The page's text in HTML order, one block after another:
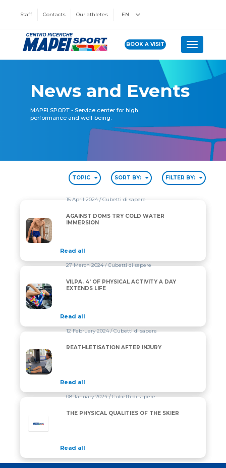
Staff Contacts Our athletes EN
BOOK A VISIT Toggle
News and Events
MAPEI SPORT - Service center for high
performance and well-being.
TOPIC SORT BY: FILTER BY:
AGAINST DOMS TRY COLD WATER IMMERSION
15 April 2024/ Cubetti di sapere
AGAINST DOMS TRY COLD WATER
IMMERSION
Read all
VILPA. 4′ OF PHYSICAL ACTIVITY A DAY EXTENDS
27 March 2024/ Cubetti di sapere
VILPA. 4′ OF PHYSICAL ACTIVITY A DAY
EXTENDS LIFE
Read all
REATHLETISATION AFTER INJURY
12 February 2024/ Cubetti di sapere
REATHLETISATION AFTER INJURY
Read all
08 January 2024/ Cubetti di sapere
THE PHYSICAL QUALITIES OF THE SKIER
Read all